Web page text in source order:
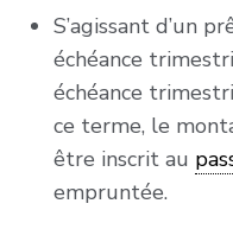
restitution. »
S’agissant d’un
échéance
échéance
ce terme, le
être inscrit au
empruntée.